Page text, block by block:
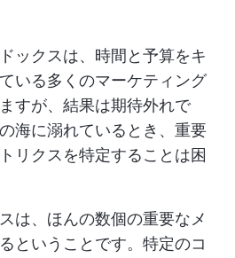
ックスは、時間と予算をキ
いる多くのマーケティング
すが、結果は期待外れで
海に溺れているとき、重要
リクスを特定することは困
は、ほんの数個の重要なメ
ということです。特定のコ